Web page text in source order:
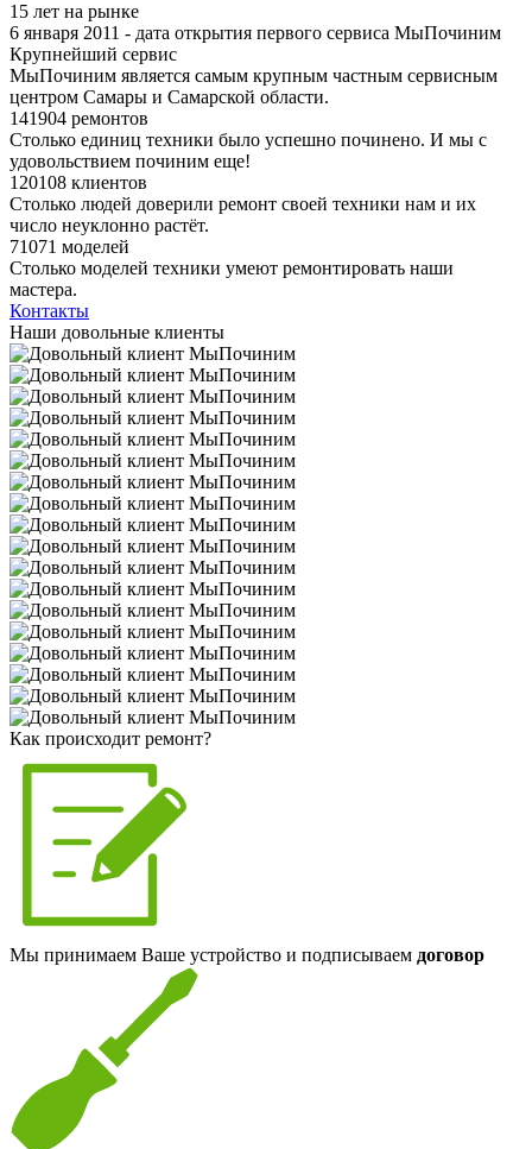
15 лет на рынке
6 января 2011 - дата открытия первого сервиса МыПочиним
Крупнейший сервис
МыПочиним является самым крупным частным сервисным
центром Самары и Самарской области.
141904 ремонтов
Столько единиц техники было успешно починено. И мы с
удовольствием починим еще!
120108 клиентов
Столько людей доверили ремонт своей техники нам и их
число неуклонно растёт.
71071 моделей
Столько моделей техники умеют ремонтировать наши
мастера.
Контакты
Наши довольные клиенты
Как происходит ремонт?
Мы принимаем Ваше устройство и подписываем договор